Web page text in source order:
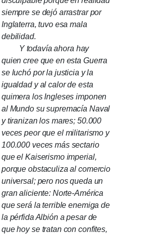
siempre se dejó arrastrar por
Inglaterra, tuvo esa mala
debilidad.
Y todavía ahora hay
quien cree que en esta Guerra
se luchó por la justicia y la
igualdad y al calor de esta
quimera los Ingleses imponen
al Mundo su supremacía Naval
y tiranizan los mares; 50.000
veces peor que el militarismo y
100.000 veces más sectario
que el Kaiserismo imperial,
porque obstaculiza al comercio
universal; pero nos queda un
gran aliciente: Norte-América
que será la terrible enemiga de
la pérfida Albión a pesar de
que hoy se tratan con confites,